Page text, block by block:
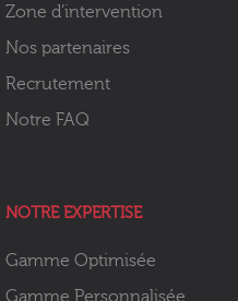
Zone d’intervention
Nos partenaires
Recrutement
Notre FAQ
NOTRE EXPERTISE
Gamme Optimisée
Gamme Personnalisée